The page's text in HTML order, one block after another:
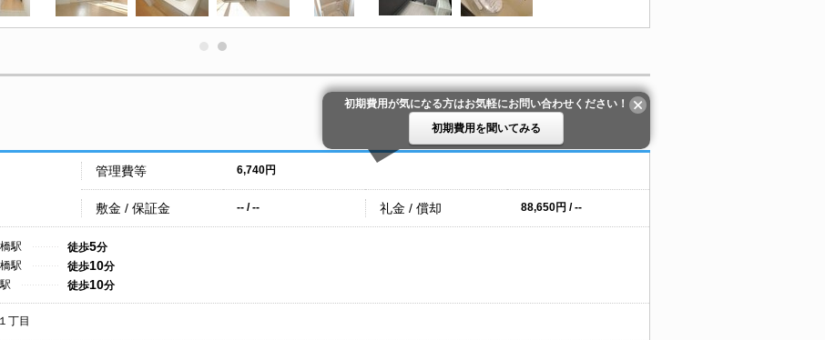
初期費用が気になる方はお気軽にお問い合わせください！
初期費用を聞いてみる
管理費等 6,740円
敷金 / 保証金 -- / -- 礼金 / 償却 88,650円 / --
駅 徒歩5分
駅
徒歩10分
徒歩10分
丁目